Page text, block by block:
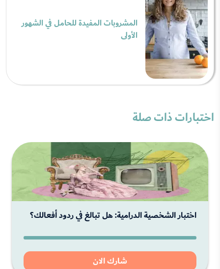
المشروبات المفيدة للحامل في الشهور
الأولى
اختبارات ذات صلة
اختبار الشخصية الدرامية: هل تبالغ في ردود أفعالك؟
شارك الان